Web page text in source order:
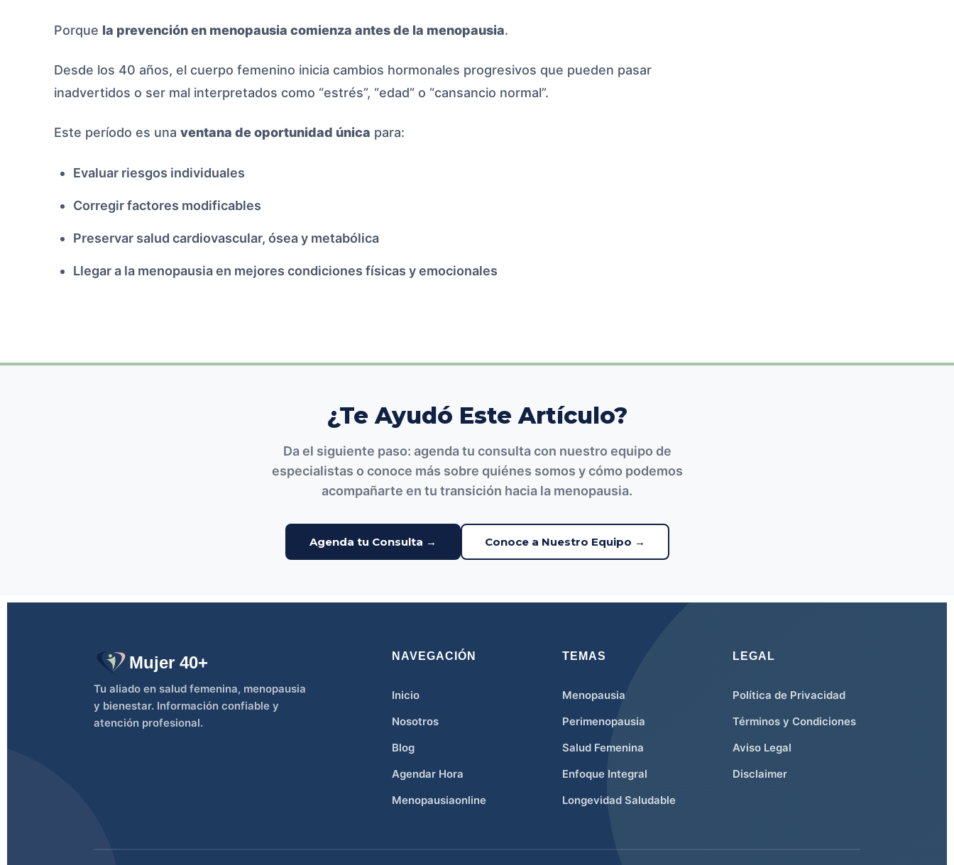
Porque la prevención en menopausia comienza antes de la menopausia.
Desde los 40 años, el cuerpo femenino inicia cambios hormonales progresivos que pueden pasar
inadvertidos o ser mal interpretados como “estrés”, “edad” o “cansancio normal”.
Este período es una ventana de oportunidad única para:
Evaluar riesgos individuales
Corregir factores modificables
Preservar salud cardiovascular, ósea y metabólica
Llegar a la menopausia en mejores condiciones físicas y emocionales
1
healthspan mujer
¿Te Ayudó Este Artículo?
Da el siguiente paso: agenda tu consulta con nuestro equipo de
especialistas o conoce más sobre quiénes somos y cómo podemos
acompañarte en tu transición hacia la menopausia.
Agenda tu Consulta → Conoce a Nuestro Equipo →
Mujer 40+
Tu aliado en salud femenina, menopausia
y bienestar. Información confiable y
atención profesional.
NAVEGACIÓN
Inicio
Nosotros
Blog
Agendar Hora
Menopausiaonline
TEMAS
Menopausia
Perimenopausia
Salud Femenina
Enfoque Integral
Longevidad Saludable
LEGAL
Política de Privacidad
Términos y Condiciones
Aviso Legal
Disclaimer